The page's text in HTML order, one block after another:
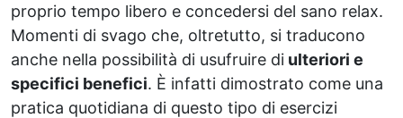
proprio tempo libero e concedersi del sano relax.
Momenti di svago che, oltretutto, si traducono
anche nella possibilità di usufruire di ulteriori e
specifici benefici. È infatti dimostrato come una
pratica quotidiana di questo tipo di esercizi